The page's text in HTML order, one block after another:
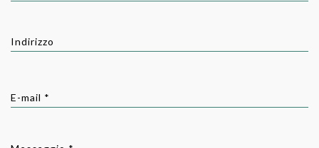
Indirizzo
E-mail *